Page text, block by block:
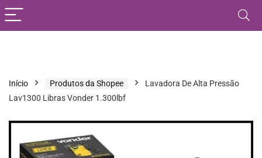
Início Produtos da Shopee
Lavadora De Alta Pressão
Lav1300 Libras Vonder 1.300lbf